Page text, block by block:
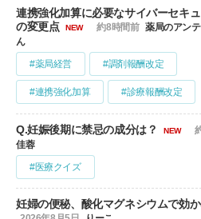
連携強化加算に必要なサイバーセキ
の変更点
NEW 約8時間前 薬局のアン
ん
#薬局経営
#調剤報酬改定
#連携強化加算 #診療報酬改定
Q.妊娠後期に禁忌の成分は？ NEW
佳蓉
#医療クイズ
妊婦の便秘、酸化マグネシウムで効